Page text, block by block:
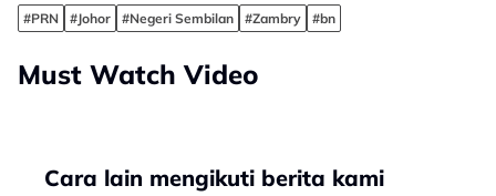
#PRN #Johor #Negeri Sembilan #Zambry #bn
Must Watch Video
Cara lain mengikuti berita kami